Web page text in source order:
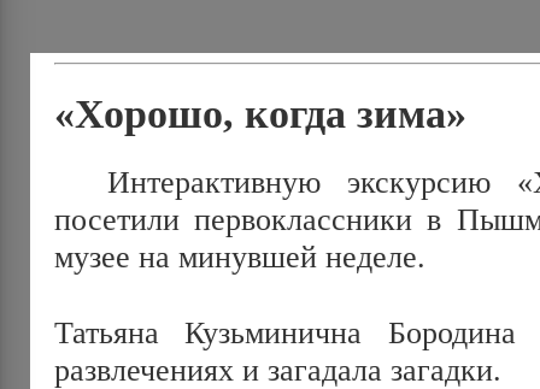
«Хорошо, когда зима»
Интерактивную экскурсию
посетили первоклассники в
музее на минувшей неделе.
Татьяна Кузьминична
развлечениях и загадала загадки.